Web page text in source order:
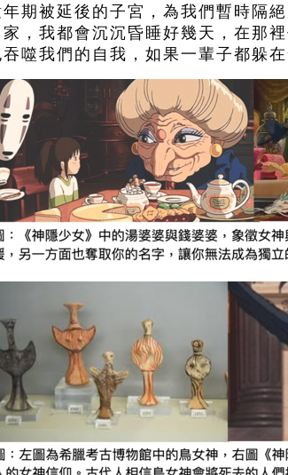
年期被延後的子宮，為我們暫時隔
家，我都會沉沉昏睡好幾天，在那
吞噬我們的自我，如果一輩子都躲